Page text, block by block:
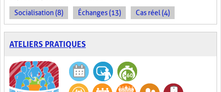
Socialisation (8) Échanges (13) Cas réel (4)
ATELIERS PRATIQUES